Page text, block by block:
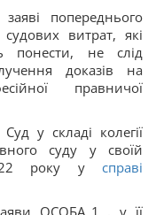
попереднього
витрат, які
понести, не слід
доказів на
правничої
у складі колегії
суду у своїй
року у справі
ОСОБА_1 , у її